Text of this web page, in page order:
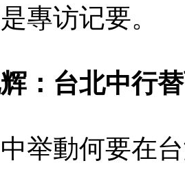
專访记要。
：台北中行
举動何要在